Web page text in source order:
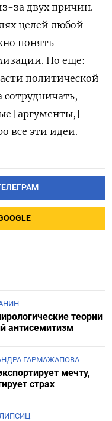
за двух причин.
целей любой
понять
Но еще:
политической
[аргументы,]
все эти идеи.
теории
антисемитизм
ГАРМАЖАПОВА
мечту,
страх